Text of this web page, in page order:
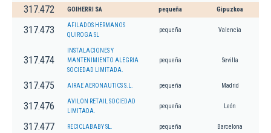
317.472 GOIHERRI SA pequeña Gipuzkoa
317.473
AFILADOS HERMANOS
QUIROGA SL
pequeña Valencia
317.474
INSTALACIONES Y
MANTENIMIENTO ALEGRIA
SOCIEDAD LIMITADA.
pequeña Sevilla
317.475 AIRAE AERONAUTICS S.L. pequeña Madrid
317.476
AVILON RETAIL SOCIEDAD
LIMITADA.
pequeña León
317.477 RECICLABABY SL. pequeña Barcelona